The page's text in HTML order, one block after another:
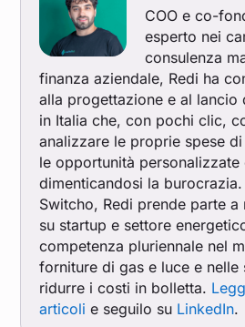
COO e co-
esperto nei
consulenza
finanza aziendale, Redi ha
alla progettazione e al lancio
in Italia che, con pochi clic,
analizzare le proprie spese
le opportunità
dimenticandosi la
Switcho, Redi prende parte a
su startup e settore
competenza pluriennale nel
forniture di gas e luce e nelle
ridurre i costi in bolletta.
articoli e seguilo su LinkedIn.